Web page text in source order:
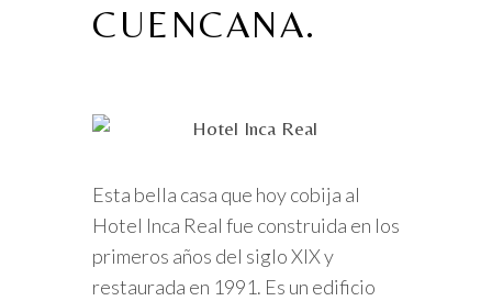
CUENCANA.
Esta bella casa que hoy cobija al
Hotel Inca Real fue construida en los
primeros años del siglo XIX y
restaurada en 1991. Es un edificio